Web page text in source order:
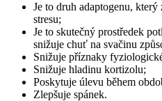
Je to druh adaptogenu,
stresu;
Je to skutečný prostředek
snižuje chuť na svačinu
Snižuje příznaky
Snižuje hladinu kortizolu;
Poskytuje úlevu během
Zlepšuje spánek.